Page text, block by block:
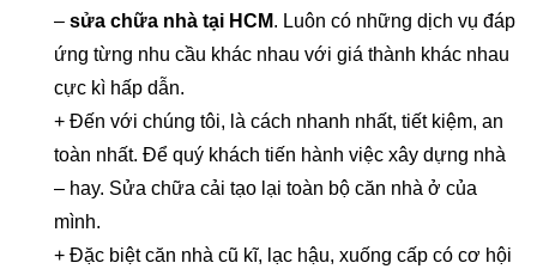
– sửa chữa nhà tại HCM. Luôn có những dịch vụ đáp
ứng từng nhu cầu khác nhau với giá thành khác nhau
cực kì hấp dẫn.
+ Đến với chúng tôi, là cách nhanh nhất, tiết kiệm, an
toàn nhất. Để quý khách tiến hành việc xây dựng nhà
– hay. Sửa chữa cải tạo lại toàn bộ căn nhà ở của
mình.
+ Đặc biệt căn nhà cũ kĩ, lạc hậu, xuống cấp có cơ hội